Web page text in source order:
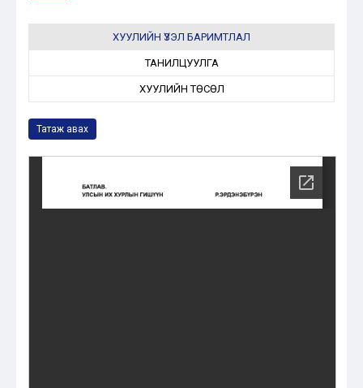
ХУУЛИЙН ҮЗЭЛ БАРИМТЛАЛ
ТАНИЛЦУУЛГА
ХУУЛИЙН ТӨСӨЛ
Татаж авах